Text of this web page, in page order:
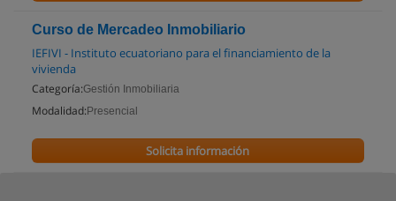
Curso de Mercadeo Inmobiliario
IEFIVI - Instituto ecuatoriano para el financiamiento de la
vivienda
Categoría:Gestión Inmobiliaria
Modalidad: Presencial
Solicita información